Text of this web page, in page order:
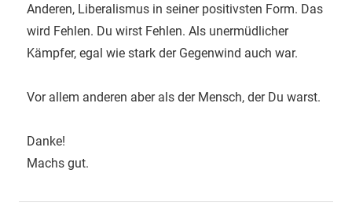
Anderen, Liberalismus in seiner positivsten Form. Das
wird Fehlen. Du wirst Fehlen. Als unermüdlicher
Kämpfer, egal wie stark der Gegenwind auch war.
Vor allem anderen aber als der Mensch, der Du warst.
Danke!
Machs gut.